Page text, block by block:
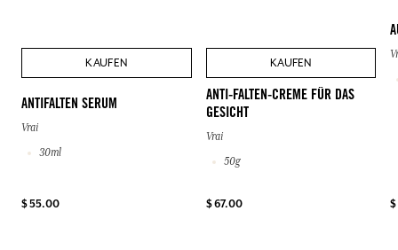
KAUFEN
ANTIFALTEN SERUM
Vrai
30ml
$ 55.00
KAUFEN
ANTI-FALTEN-CREME FÜR DAS
GESICHT
Vrai
50g
$ 67.00